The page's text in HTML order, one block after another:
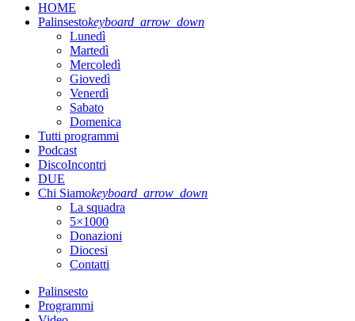
HOME
Palinsestokeyboard_arrow_down
Lunedì
Martedì
Mercoledì
Giovedì
Venerdì
Sabato
Domenica
Tutti programmi
Podcast
DiscoIncontri
DUE
Chi Siamokeyboard_arrow_down
La squadra
5×1000
Donazioni
Diocesi
Contatti
Palinsesto
Programmi